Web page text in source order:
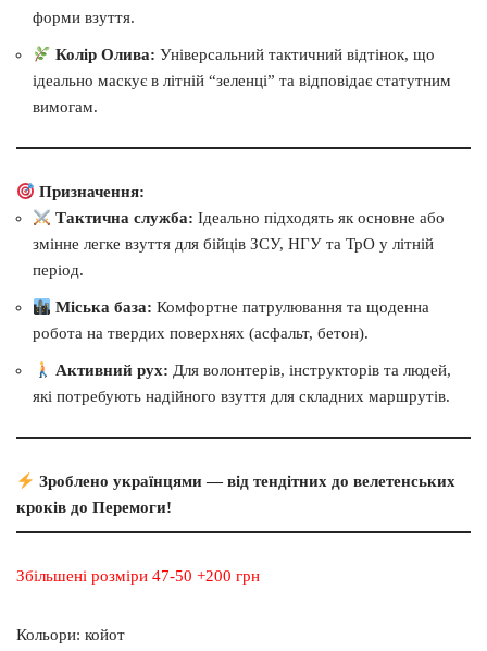
форми взуття.
Колір Олива: Універсальний тактичний відтінок, що
ідеально маскує в літній “зеленці” та відповідає статутним
вимогам.
Призначення:
Тактична служба: Ідеально підходять як основне або
змінне легке взуття для бійців ЗСУ, НГУ та ТрО у літній
період.
Міська база: Комфортне патрулювання та щоденна
робота на твердих поверхнях (асфальт, бетон).
Активний рух: Для волонтерів, інструкторів та людей,
які потребують надійного взуття для складних маршрутів.
Зроблено українцями — від тендітних до велетенських
кроків до Перемоги!
Збільшені розміри 47-50 +200 грн
Кольори: койот